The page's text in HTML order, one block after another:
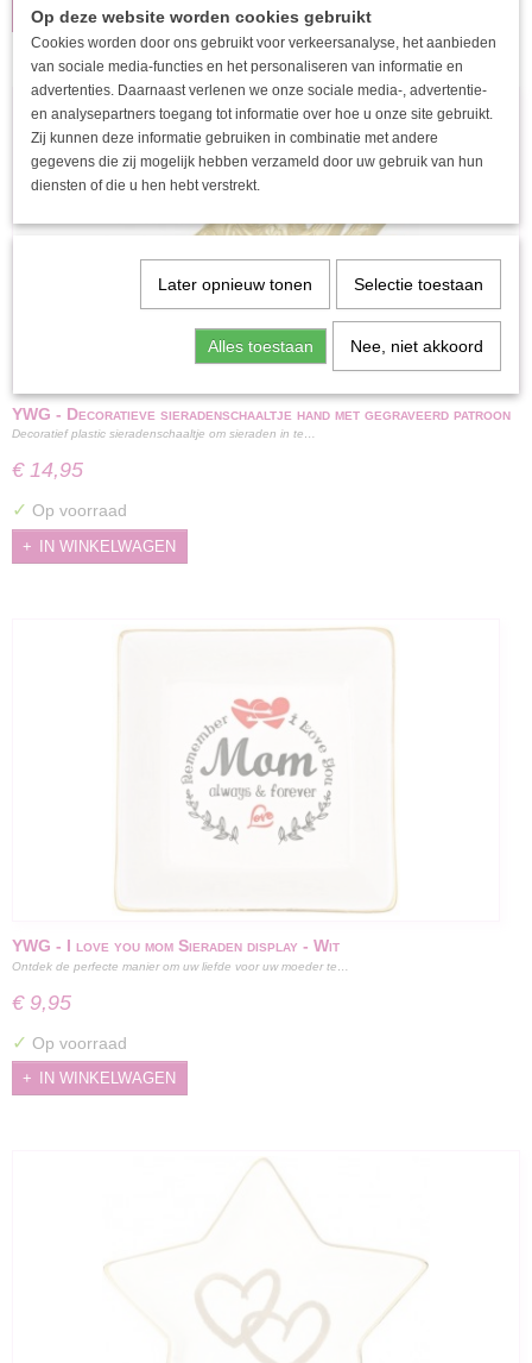
IN WINKELWAGEN
YWG - Decoratieve sieradenschaaltje hand met gegraveerd patroon
Goud Resin
Decoratief plastic sieradenschaaltje om sieraden in te…
€ 14,95
✓ Op voorraad
IN WINKELWAGEN
YWG - I love you mom Sieraden display - Wit
Ontdek de perfecte manier om uw liefde voor uw moeder te…
€ 9,95
✓ Op voorraad
IN WINKELWAGEN
Op deze website worden cookies gebruikt
Cookies worden door ons gebruikt voor verkeersanalyse, het aanbieden
van sociale media-functies en het personaliseren van informatie en
advertenties. Daarnaast verlenen we onze sociale media-, advertentie-
en analysepartners toegang tot informatie over hoe u onze site gebruikt.
Zij kunnen deze informatie gebruiken in combinatie met andere
gegevens die zij mogelijk hebben verzameld door uw gebruik van hun
diensten of die u hen hebt verstrekt.
Later opnieuw tonen Selectie toestaan
Alles toestaan Nee, niet akkoord